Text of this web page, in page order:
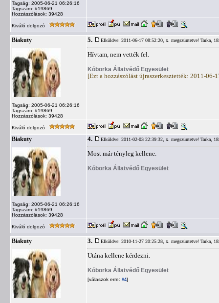
Tagság: 2005-06-21 06:26:16
Tagszám: #19869
Hozzászólások: 39428
Kiváló dolgozó
Biakuty
Tagság: 2005-06-21 06:26:16
Tagszám: #19869
Hozzászólások: 39428
5. Elküldve: 2011-06-17 08:52:20, x. megszüntetve! Tarka,
Hívtam, nem vették fel.
Kóborka Állatvédő Egyesület
[Ezt a hozzászólást újraszerkesztették: 2011-06-
Kiváló dolgozó
Biakuty
Tagság: 2005-06-21 06:26:16
Tagszám: #19869
Hozzászólások: 39428
4. Elküldve: 2011-02-03 22:39:32, x. megszüntetve! Tarka,
Most már tényleg kellene.
Kóborka Állatvédő Egyesület
Kiváló dolgozó
Biakuty 3. Elküldve: 2010-11-27 20:25:28, x. megszüntetve! Tarka,
Utána kellene kérdezni.
Kóborka Állatvédő Egyesület
[válaszok erre: #4]